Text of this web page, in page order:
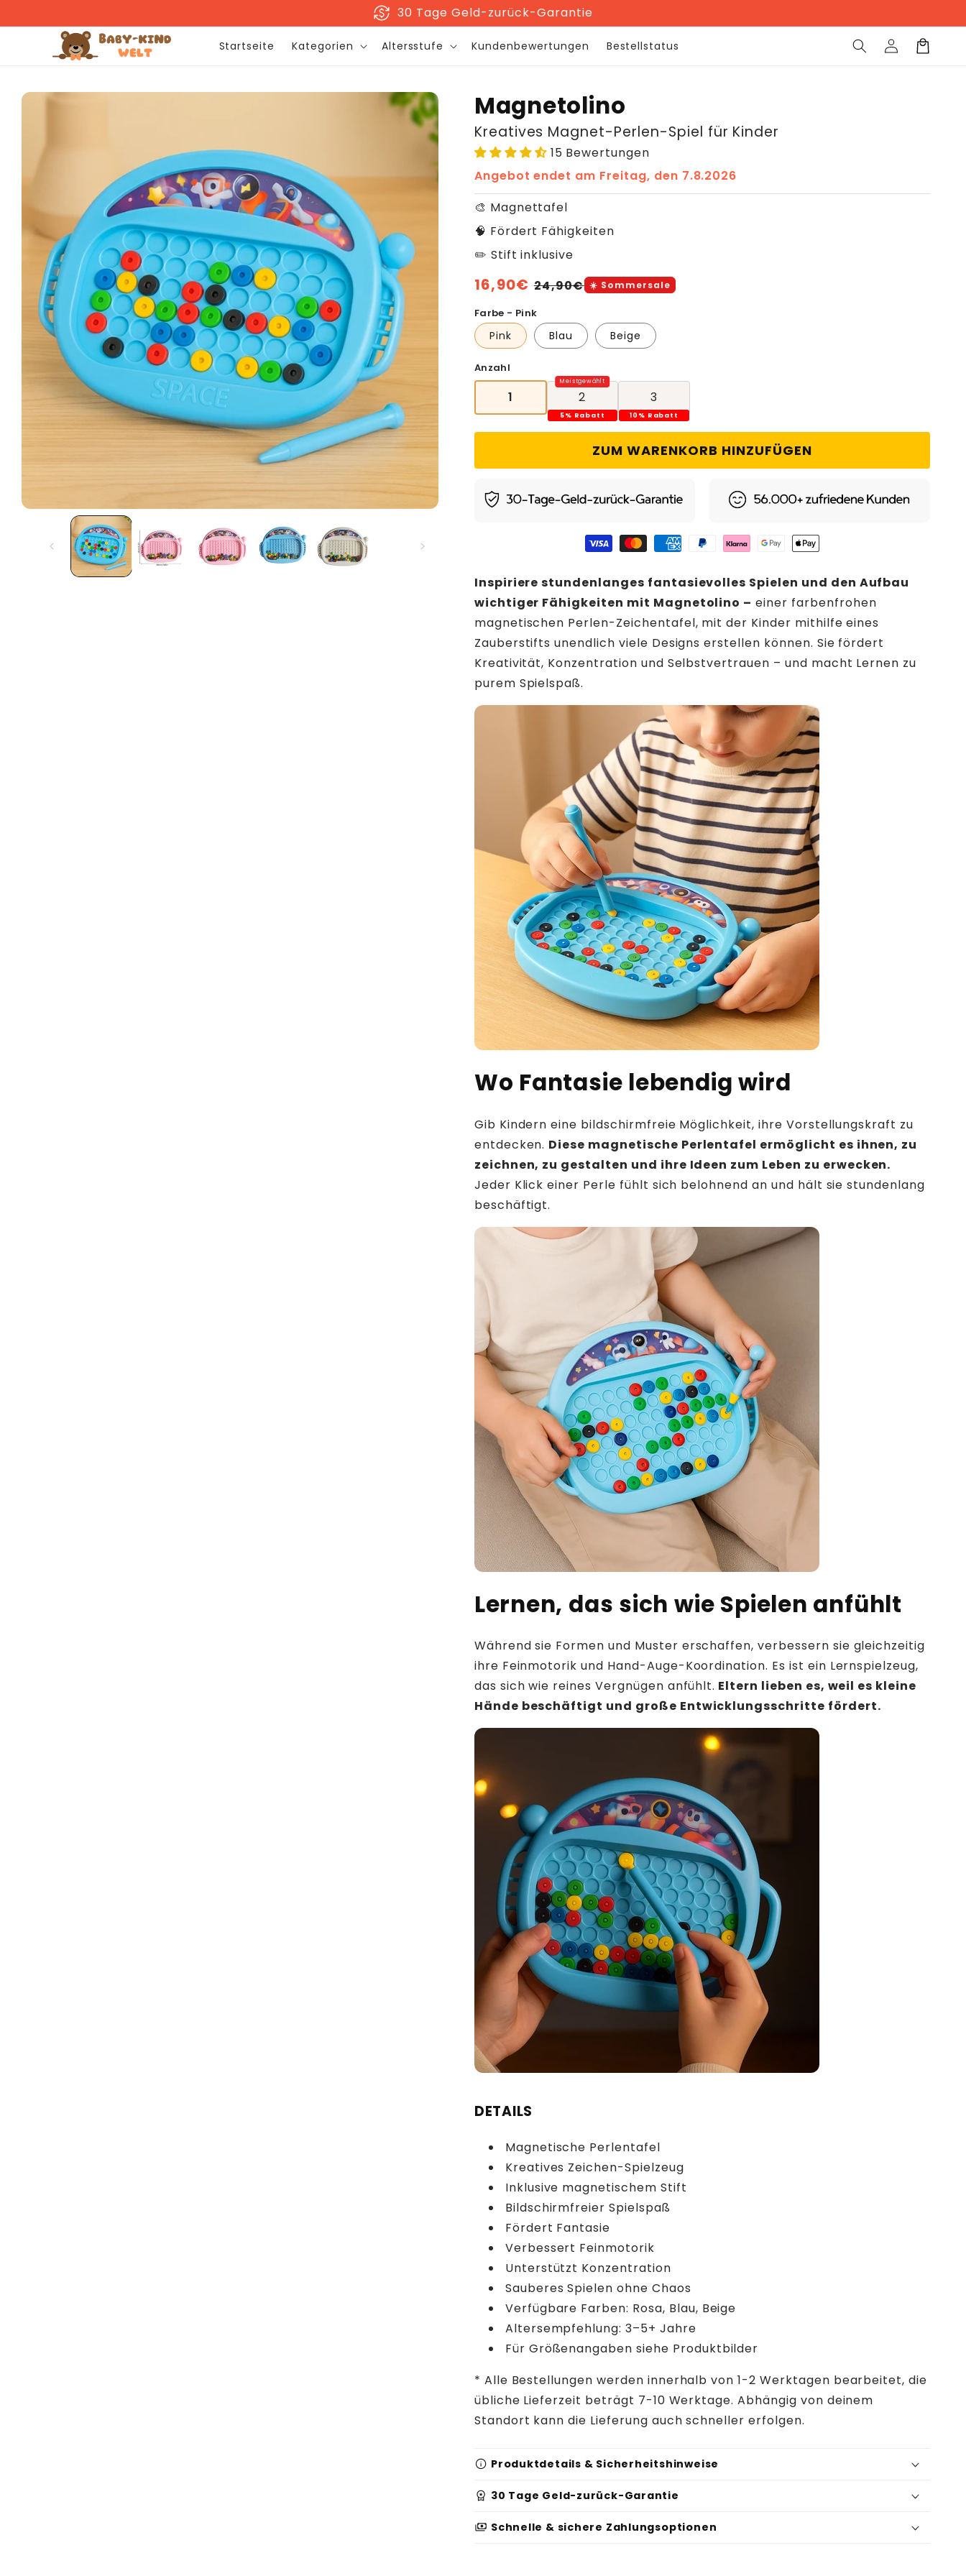
Inhalt
sentiment_satisfied +56.000 zufriedene Kunden
…
Startseite Kategorien Altersstufe Kundenbewertungen Bestellstatus Einloggen
Warenkorb
Magnetolino
Kreatives Magnet-Perlen-Spiel für Kinder
15 Bewertungen
Angebot endet am Freitag, den 7.8.2026
🎨 Magnettafel
🧠 Fördert Fähigkeiten
✏️ Stift inklusive
Normaler
Preis
16,90€ Verkaufspreis
24,90€ ☀️ Sommersale
Farbe - Pink
Pink Blau Beige
Anzahl
1 2
5% Rabatt
3
10% Rabatt
ZUM WARENKORB HINZUFÜGEN
Inspiriere stundenlanges fantasievolles Spielen und den Aufbau
wichtiger Fähigkeiten mit Magnetolino – einer farbenfrohen
magnetischen Perlen-Zeichentafel, mit der Kinder mithilfe eines
Zauberstifts unendlich viele Designs erstellen können. Sie fördert
Kreativität, Konzentration und Selbstvertrauen – und macht Lernen zu
purem Spielspaß.
Wo Fantasie lebendig wird
Gib Kindern eine bildschirmfreie Möglichkeit, ihre Vorstellungskraft zu
entdecken. Diese magnetische Perlentafel ermöglicht es ihnen, zu
zeichnen, zu gestalten und ihre Ideen zum Leben zu erwecken.
Jeder Klick einer Perle fühlt sich belohnend an und hält sie stundenlang
beschäftigt.
Lernen, das sich wie Spielen anfühlt
Während sie Formen und Muster erschaffen, verbessern sie gleichzeitig
ihre Feinmotorik und Hand-Auge-Koordination. Es ist ein Lernspielzeug,
das sich wie reines Vergnügen anfühlt. Eltern lieben es, weil es kleine
Hände beschäftigt und große Entwicklungsschritte fördert.
DETAILS
Magnetische Perlentafel
Kreatives Zeichen-Spielzeug
Inklusive magnetischem Stift
Bildschirmfreier Spielspaß
Fördert Fantasie
Verbessert Feinmotorik
Unterstützt Konzentration
Sauberes Spielen ohne Chaos
Verfügbare Farben: Rosa, Blau, Beige
Altersempfehlung: 3–5+ Jahre
Für Größenangaben siehe Produktbilder
* Alle Bestellungen werden innerhalb von 1-2 Werktagen bearbeitet, die
übliche Lieferzeit beträgt 7-10 Werktage. Abhängig von deinem
Standort kann die Lieferung auch schneller erfolgen.
info Produktdetails & Sicherheitshinweise
Produktidentifikation:
Serien-/Batchnummer: 58052407
workspace_premium 30 Tage Geld-zurück-Garantie
payments Schnelle & sichere Zahlungsoptionen